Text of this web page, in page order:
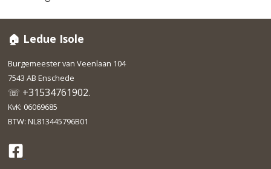
🏠 Ledue Isole
Burgemeester van Veenlaan 104
7543 AB Enschede
☏ +31534761902.
KvK: 06069685
BTW: NL813445796B01